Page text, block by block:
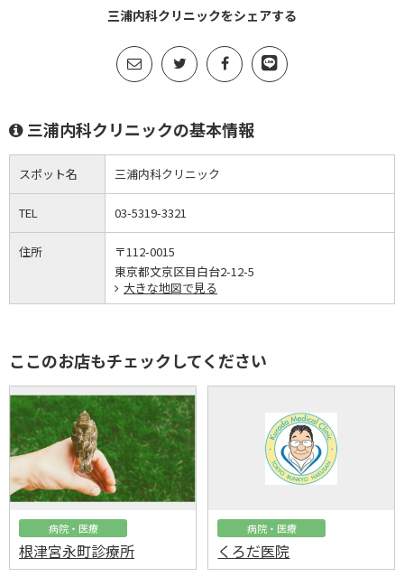
三浦内科クリニックをシェアする
三浦内科クリニックの基本情報
スポット名 三浦内科クリニック
TEL 03-5319-3321
住所
〒112-0015
東京都文京区目白台2-12-5
大きな地図で見る
ここのお店もチェックしてください
病院・医療
根津宮永町診療所
病院・医療
くろだ医院